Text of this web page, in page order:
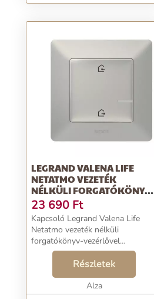
LEGRAND VALENA LIFE
NETATMO VEZETÉK
NÉLKÜLI FORGATÓKÖNYV-
VEZÉRLŐVEL ALUMÍNIUM
23 690 Ft
Kapcsoló Legrand Valena Life
Netatmo vezeték nélküli
forgatókönyv-vezérlővel
Alumínium...
Részletek
Alza